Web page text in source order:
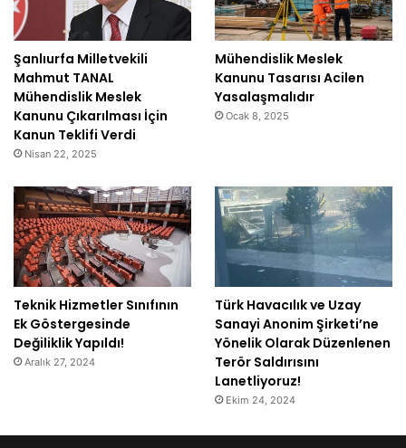
Şanlıurfa Milletvekili
Mahmut TANAL
Mühendislik Meslek
Kanunu Çıkarılması İçin
Kanun Teklifi Verdi
Nisan 22, 2025
Mühendislik Meslek
Kanunu Tasarısı Acilen
Yasalaşmalıdır
Ocak 8, 2025
Teknik Hizmetler Sınıfının
Ek Göstergesinde
Değiliklik Yapıldı!
Aralık 27, 2024
Türk Havacılık ve Uzay
Sanayi Anonim Şirketi’ne
Yönelik Olarak Düzenlenen
Terör Saldırısını
Lanetliyoruz!
Ekim 24, 2024